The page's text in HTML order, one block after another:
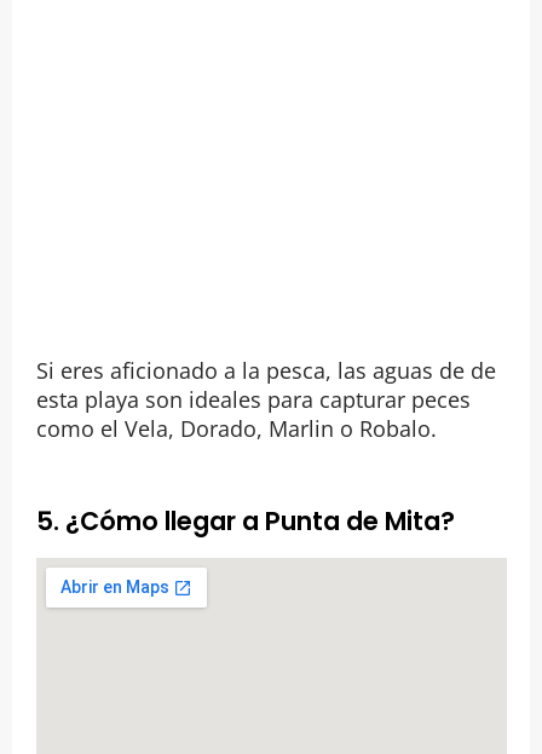
Si eres aficionado a la pesca, las aguas de de
esta playa son ideales para capturar peces
como el Vela, Dorado, Marlin o Robalo.
5. ¿Cómo llegar a Punta de Mita?